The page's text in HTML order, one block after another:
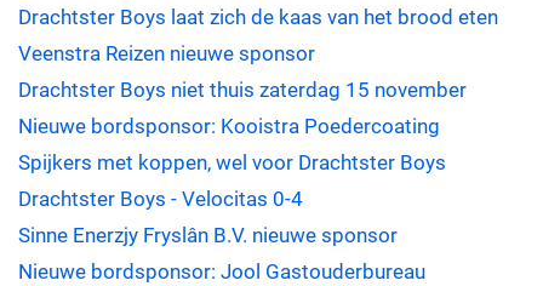
Drachtster Boys laat zich de kaas van het brood eten
Veenstra Reizen nieuwe sponsor
Drachtster Boys niet thuis zaterdag 15 november
Nieuwe bordsponsor: Kooistra Poedercoating
Spijkers met koppen, wel voor Drachtster Boys
Drachtster Boys - Velocitas 0-4
Sinne Enerzjy Fryslân B.V. nieuwe sponsor
Nieuwe bordsponsor: Jool Gastouderbureau